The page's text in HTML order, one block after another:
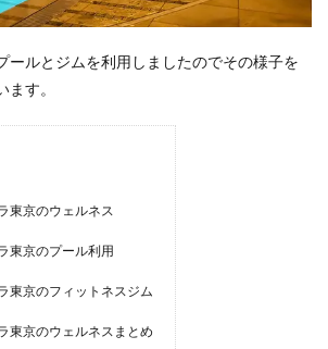
ールとジムを利用しましたのでその様子を
ます。
東京のウェルネス
東京のプール利用
東京のフィットネスジム
東京のウェルネスまとめ